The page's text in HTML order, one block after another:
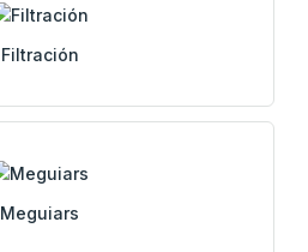
Filtración
Meguiars